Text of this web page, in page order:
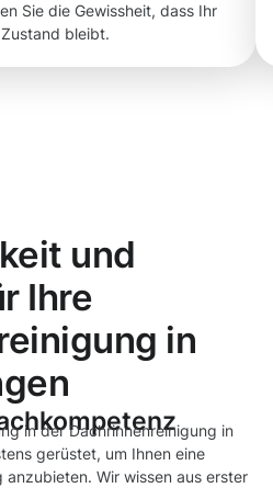
Sie die Gewissheit, dass Ihr
bleibt.
und
Ihre
in
in der Dachrinnenreinigung in
gerüstet, um Ihnen eine
anzubieten. Wir wissen aus erster